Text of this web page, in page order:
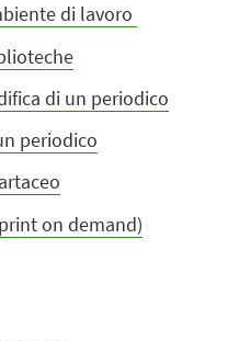
di lavoro
di un periodico
periodico
on demand)